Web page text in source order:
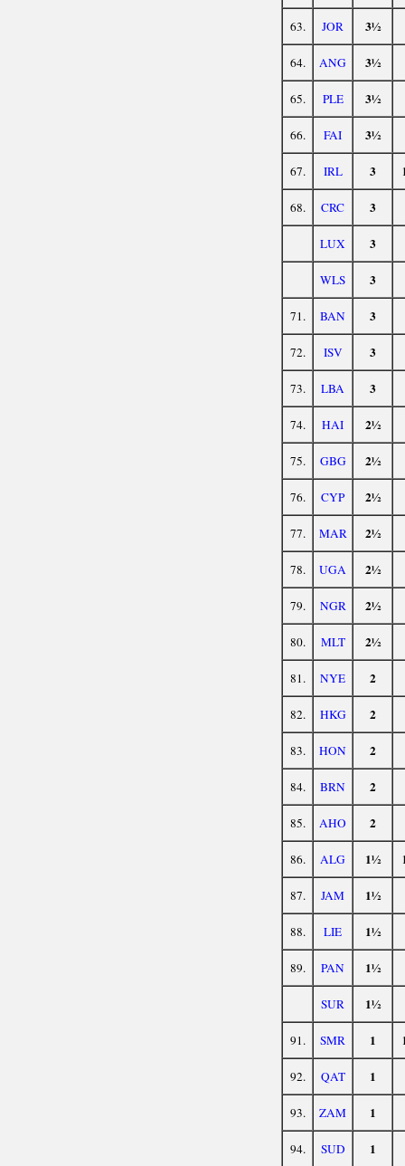
63. JOR 3½
64. ANG 3½
65. PLE 3½
66. FAI 3½
67. IRL 3
68. CRC 3
LUX 3
WLS 3
71. BAN 3
72. ISV 3
73. LBA 3
74. HAI 2½
75. GBG 2½
76. CYP 2½
77. MAR 2½
78. UGA 2½
79. NGR 2½
80. MLT 2½
81. NYE 2
82. HKG 2
83. HON 2
84. BRN 2
85. AHO 2
86. ALG 1½
87. JAM 1½
88. LIE 1½
89. PAN 1½
SUR 1½
91. SMR 1
92. QAT 1
93. ZAM 1
94. SUD 1